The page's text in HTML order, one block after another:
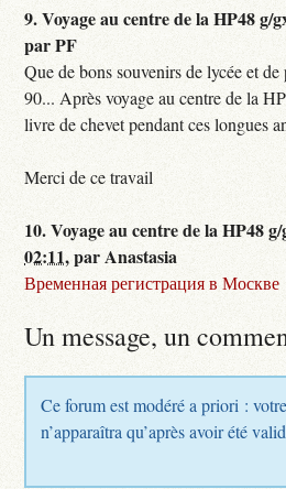
9.Voyage au centre de la HP48 g/
parPF
Que de bons souvenirs de lycée et de
90... Après voyage au centre de la
livre de chevet pendant ces longues
Merci de ce travail
10.Voyage au centre de la HP48
02:11,parAnastasia
Временная регистрация в Москве
Un message, un
Ce forum est modéré a priori :
n’apparaîtra qu’après avoir été